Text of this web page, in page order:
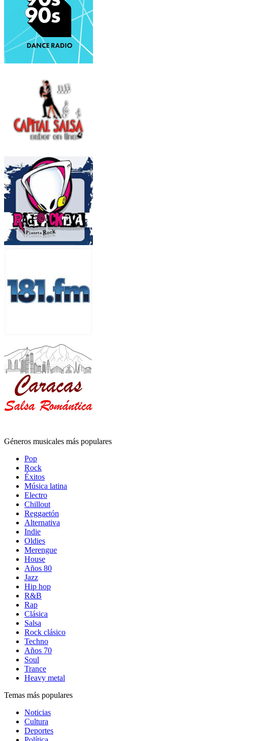
Géneros musicales más populares
Pop
Rock
Éxitos
Música latina
Electro
Chillout
Reggaetón
Alternativa
Indie
Oldies
Merengue
House
Años 80
Jazz
Hip hop
R&B
Rap
Clásica
Salsa
Rock clásico
Techno
Años 70
Soul
Trance
Heavy metal
Temas más populares
Noticias
Cultura
Deportes